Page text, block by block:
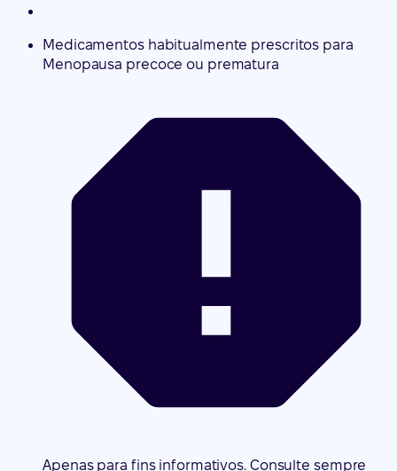
Medicamentos habitualmente prescritos para
Menopausa precoce ou prematura
Apenas para fins informativos. Consulte sempre